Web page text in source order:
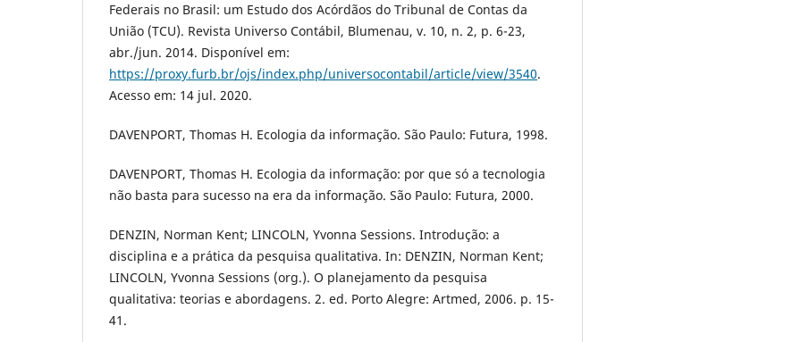
Federais no Brasil: um Estudo dos Acórdãos do Tribunal de Contas da
União (TCU). Revista Universo Contábil, Blumenau, v. 10, n. 2, p. 6-23,
abr./jun. 2014. Disponível em:
https://proxy.furb.br/ojs/index.php/universocontabil/article/view/3540.
Acesso em: 14 jul. 2020.
DAVENPORT, Thomas H. Ecologia da informação. São Paulo: Futura, 1998.
DAVENPORT, Thomas H. Ecologia da informação: por que só a tecnologia
não basta para sucesso na era da informação. São Paulo: Futura, 2000.
DENZIN, Norman Kent; LINCOLN, Yvonna Sessions. Introdução: a
disciplina e a prática da pesquisa qualitativa. In: DENZIN, Norman Kent;
LINCOLN, Yvonna Sessions (org.). O planejamento da pesquisa
qualitativa: teorias e abordagens. 2. ed. Porto Alegre: Artmed, 2006. p. 15-
41.